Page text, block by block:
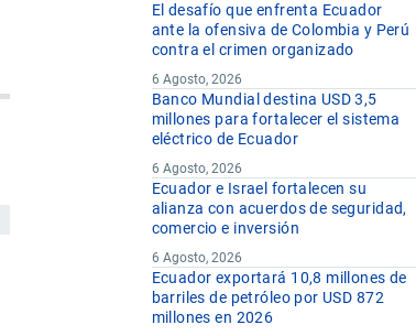
El desafío que enfrenta Ecuador
ante la ofensiva de Colombia y Perú
contra el crimen organizado
6 Agosto, 2026
Banco Mundial destina USD 3,5
millones para fortalecer el sistema
eléctrico de Ecuador
6 Agosto, 2026
Ecuador e Israel fortalecen su
alianza con acuerdos de seguridad,
comercio e inversión
6 Agosto, 2026
Ecuador exportará 10,8 millones de
barriles de petróleo por USD 872
millones en 2026